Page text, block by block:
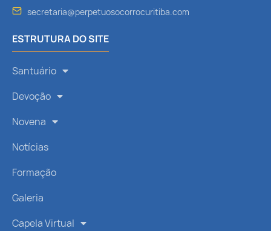
secretaria@perpetuosocorrocuritiba.com
ESTRUTURA DO SITE
Santuário
Devoção
Novena
Notícias
Formação
Galeria
Capela Virtual